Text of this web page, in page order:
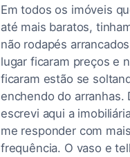
Em todos os imóveis
até mais baratos,
não rodapés
lugar ficaram preços e
ficaram estão se
enchendo do arranhas.
escrevi aqui a
me responder com mais
frequência. O vaso e